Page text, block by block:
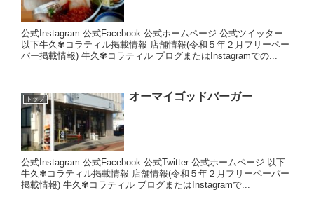
公式Instagram 公式Facebook 公式ホームページ 公式ツイッター
以下牛久✾コラティル掲載情報 店舗情報(令和５年２月フリーペー
パー掲載情報) 牛久✾コラティル ブログまたはInstagramでの...
トップ オーマイゴッドバーガー
公式Instagram 公式Facebook 公式Twitter 公式ホームページ 以下
牛久✾コラティル掲載情報 店舗情報(令和５年２月フリーペーパー
掲載情報) 牛久✾コラティル ブログまたはInstagramで...